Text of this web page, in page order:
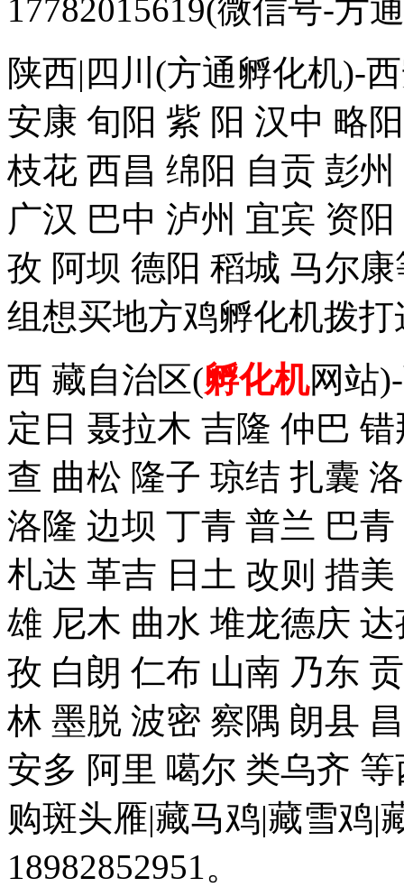
17782015619(微信号-方
陕西|四川(方通孵化机)-
安康 旬阳 紫 阳 汉中 略
枝花 西昌 绵阳 自贡 彭
广汉 巴中 泸州 宜宾 资
孜 阿坝 德阳 稻城 马尔
组想买地方鸡孵化机拨打
西 藏自治区(孵化机网站
定日 聂拉木 吉隆 仲巴
查 曲松 隆子 琼结 扎囊
洛隆 边坝 丁青 普兰 巴
札达 革吉 日土 改则 措
雄 尼木 曲水 堆龙德庆
孜 白朗 仁布 山南 乃东
林 墨脱 波密 察隅 朗县
安多 阿里 噶尔 类乌齐
购斑头雁|藏马鸡|藏雪鸡|
18982852951。